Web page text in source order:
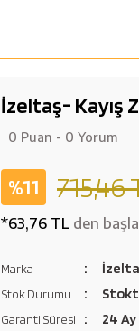
İzeltaş- Kayış
0 Puan - 0 Yorum
%11 715,46
*63,76 TL den
Marka
Stok Durumu
Garanti Süresi 24 Ay